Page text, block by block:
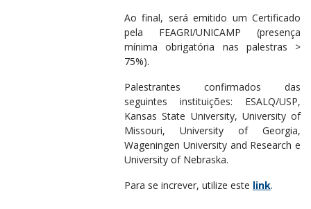
Ao final, será emitido um Certificado
pela FEAGRI/UNICAMP (presença
mínima obrigatória nas palestras >
75%).
Palestrantes confirmados das
seguintes instituições: ESALQ/USP,
Kansas State University, University of
Missouri, University of Georgia,
Wageningen University and Research e
University of Nebraska.
Para se increver, utilize este link.